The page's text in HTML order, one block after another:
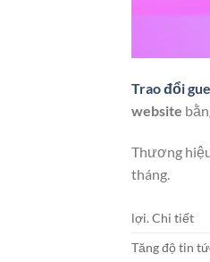
Trao đổi
website
Thương
tháng.
lợi. Chi tiết
Tăng độ tin